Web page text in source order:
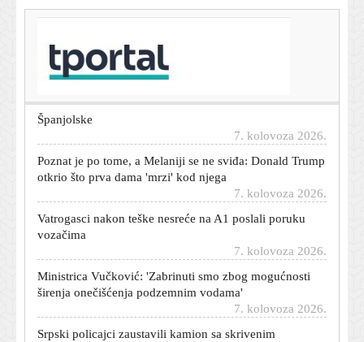
Usred Osijeka pronađen još jedan ozlijeđeni muškarac
Španjolske
Poznat je po tome, a Melaniji se ne sviđa: Donald Trump
otkrio što prva dama 'mrzi' kod njega
Vatrogasci nakon teške nesreće na A1 poslali poruku
vozačima
Ministrica Vučković: 'Zabrinuti smo zbog mogućnosti
širenja onečišćenja podzemnim vodama'
7. kolovoza 2026.
Srpski policajci zaustavili kamion sa skrivenim
eksplozivom: Rusija je imala jeziv plan